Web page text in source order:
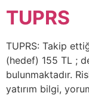
TUPRS
TUPRS: Takip
(hedef) 155 TL ;
bulunmaktadır.
yatırım bilgi,